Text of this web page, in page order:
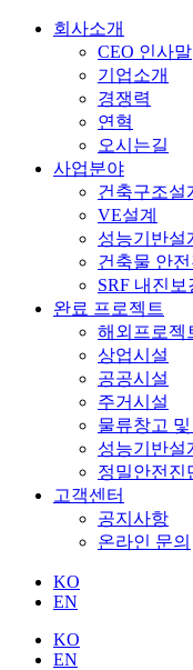
회사소개
CEO 인사말
기업소개
경쟁력
연혁
오시는길
사업분야
건축구조설
VE설계
성능기반설
건축물 안
SRF 내진보
완료 프로젝트
해외프로젝
상업시설
공공시설
주거시설
물류창고
성능기반설
정밀안전진
고객센터
공지사항
온라인 문의
KO
EN
KO
EN